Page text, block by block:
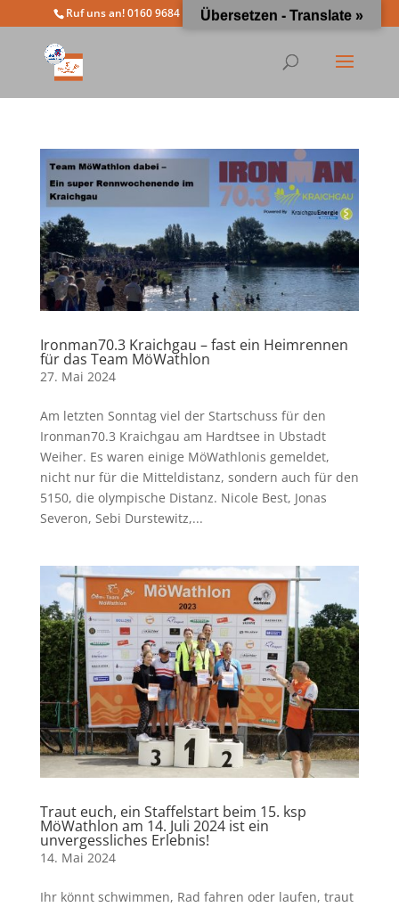
Ruf uns an! 0160 9684 4963 info@moewathlon.de
Ironman70.3 Kraichgau – fast ein Heimrennen
für das Team MöWathlon
27. Mai 2024
Am letzten Sonntag viel der Startschuss für den
Ironman70.3 Kraichgau am Hardtsee in Ubstadt
Weiher. Es waren einige MöWathlonis gemeldet,
nicht nur für die Mitteldistanz, sondern auch für den
5150, die olympische Distanz. Nicole Best, Jonas
Severon, Sebi Durstewitz,...
Traut euch, ein Staffelstart beim 15. ksp
MöWathlon am 14. Juli 2024 ist ein
unvergessliches Erlebnis!
14. Mai 2024
Ihr könnt schwimmen, Rad fahren oder laufen, traut
Übersetzen - Translate »